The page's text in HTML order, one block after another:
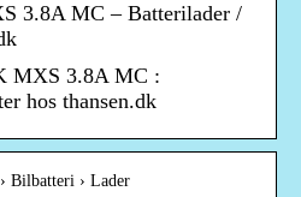
3.8A MC – Batterilader /
MXS 3.8A MC :
hos thansen.dk
Bilbatteri › Lader